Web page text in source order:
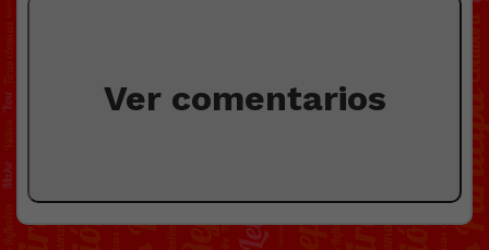
Ver comentarios